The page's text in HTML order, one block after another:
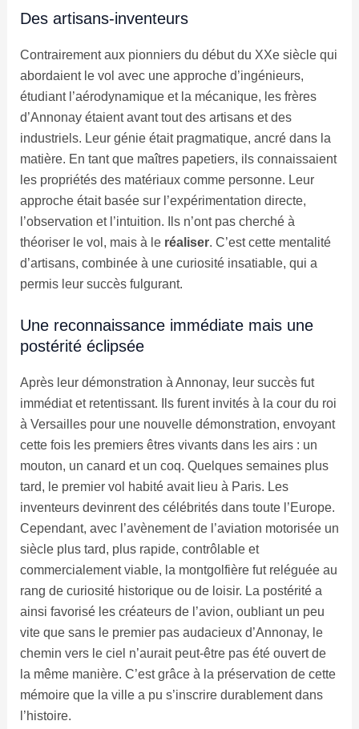
Des artisans-inventeurs
Contrairement aux pionniers du début du XXe siècle qui
abordaient le vol avec une approche d’ingénieurs,
étudiant l’aérodynamique et la mécanique, les frères
d’Annonay étaient avant tout des artisans et des
industriels. Leur génie était pragmatique, ancré dans la
matière. En tant que maîtres papetiers, ils connaissaient
les propriétés des matériaux comme personne. Leur
approche était basée sur l’expérimentation directe,
l’observation et l’intuition. Ils n’ont pas cherché à
théoriser le vol, mais à le réaliser. C’est cette mentalité
d’artisans, combinée à une curiosité insatiable, qui a
permis leur succès fulgurant.
Une reconnaissance immédiate mais une
postérité éclipsée
Après leur démonstration à Annonay, leur succès fut
immédiat et retentissant. Ils furent invités à la cour du roi
à Versailles pour une nouvelle démonstration, envoyant
cette fois les premiers êtres vivants dans les airs : un
mouton, un canard et un coq. Quelques semaines plus
tard, le premier vol habité avait lieu à Paris. Les
inventeurs devinrent des célébrités dans toute l’Europe.
Cependant, avec l’avènement de l’aviation motorisée un
siècle plus tard, plus rapide, contrôlable et
commercialement viable, la montgolfière fut reléguée au
rang de curiosité historique ou de loisir. La postérité a
ainsi favorisé les créateurs de l’avion, oubliant un peu
vite que sans le premier pas audacieux d’Annonay, le
chemin vers le ciel n’aurait peut-être pas été ouvert de
la même manière. C’est grâce à la préservation de cette
mémoire que la ville a pu s’inscrire durablement dans
l’histoire.